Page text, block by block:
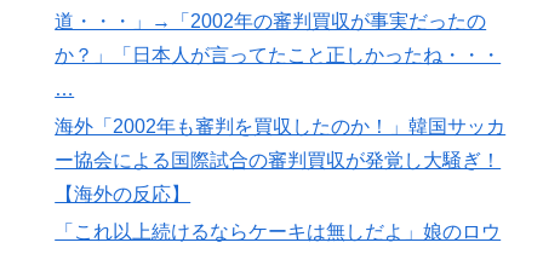
道・・・」→「2002年の審判買収が事実だったの
か？」「日本人が言ってたこと正しかったね・・・
…
海外「2002年も審判を買収したのか！」韓国サッカ
ー協会による国際試合の審判買収が発覚し大騒ぎ！
【海外の反応】
「これ以上続けるならケーキは無しだよ」娘のロウ